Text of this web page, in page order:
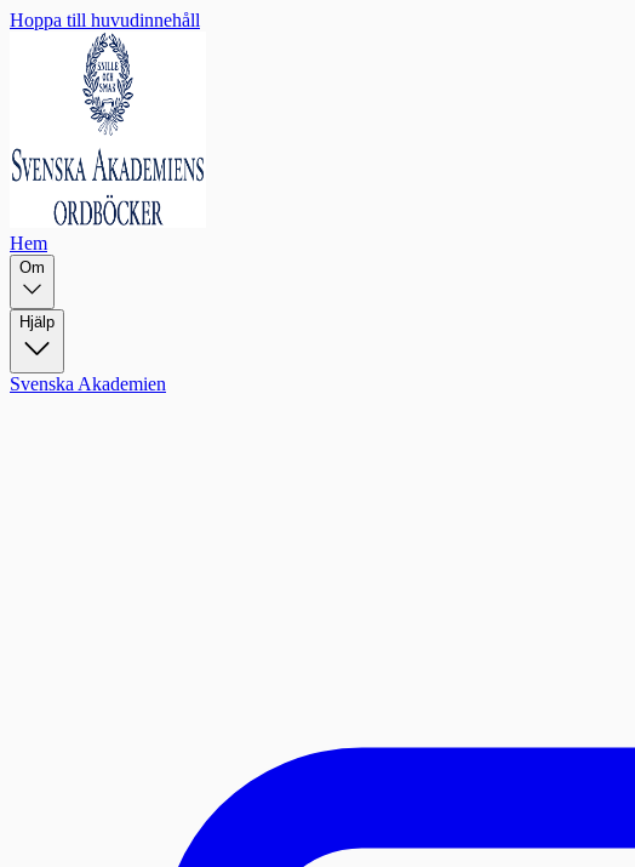
Hoppa till huvudinnehåll
Hem
Om
Hjälp
Svenska Akademien